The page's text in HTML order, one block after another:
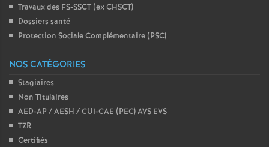
Travaux des FS-SSCT (ex CHSCT)
Dossiers santé
Protection Sociale Complémentaire (PSC)
NOS CATÉGORIES
Stagiaires
Non Titulaires
AED-AP / AESH / CUI-CAE (PEC) AVS EVS
TZR
Certifiés